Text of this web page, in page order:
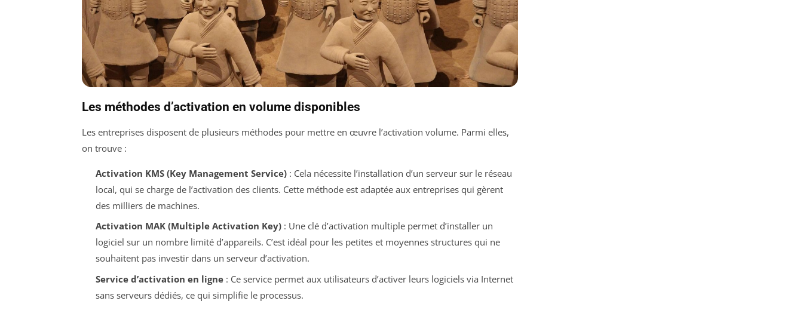
Les méthodes d’activation en volume disponibles
Les entreprises disposent de plusieurs méthodes pour mettre en œuvre l’activation volume. Parmi elles,
on trouve :
Activation KMS (Key Management Service): Cela nécessite l’installation d’un serveur sur le réseau
local, qui se charge de l’activation des clients. Cette méthode est adaptée aux entreprises qui gèrent
des milliers de machines.
Activation MAK (Multiple Activation Key): Une clé d’activation multiple permet d’installer un
logiciel sur un nombre limité d’appareils. C’est idéal pour les petites et moyennes structures qui ne
souhaitent pas investir dans un serveur d’activation.
Service d’activation en ligne: Ce service permet aux utilisateurs d’activer leurs logiciels via Internet
sans serveurs dédiés, ce qui simplifie le processus.